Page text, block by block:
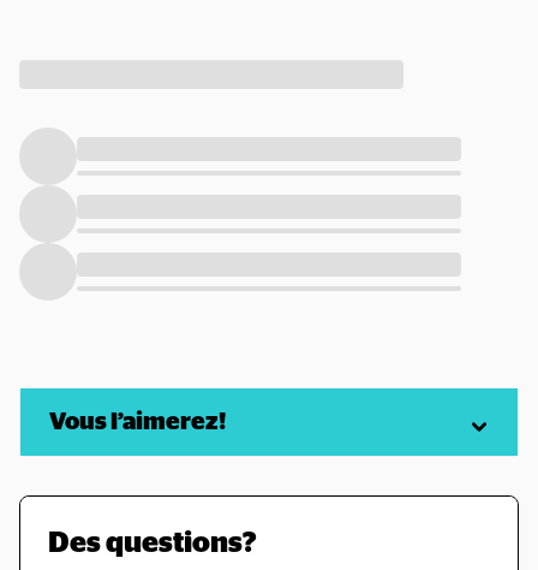
Vous l’aimerez!
Des questions?